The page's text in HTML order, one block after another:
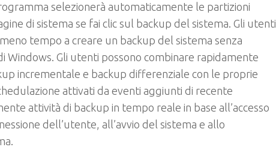
selezionerà automaticamente le partizioni
di sistema se fai clic sul backup del sistema. Gli utenti
tempo a creare un backup del sistema senza
Windows. Gli utenti possono combinare rapidamente
incrementale e backup differenziale con le proprie
attivati da eventi aggiunti di recente
attività di backup in tempo reale in base all’accesso
dell’utente, all’avvio del sistema e allo